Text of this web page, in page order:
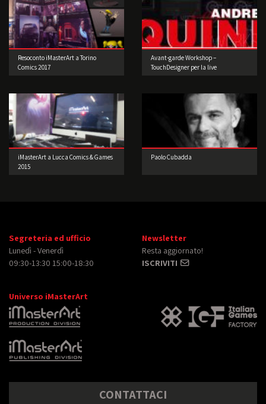
Resoconto iMasterArt a Torino
Comics 2017
Avant-garde Workshop –
TouchDesigner per la live
iMasterArt a Lucca Comics & Games
2015
Paolo Cubadda
Segreteria ed ufficio
Lunedì - Venerdì
09:30-13:30 15:00-18:30
Newsletter
Resta aggiornato!
ISCRIVITI
Universo iMasterArt
CONTATTACI